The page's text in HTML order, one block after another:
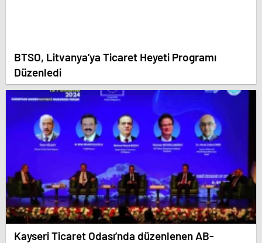
BTSO, Litvanya’ya Ticaret Heyeti Programı
Düzenledi
Kayseri Ticaret Odası’nda düzenlenen AB-